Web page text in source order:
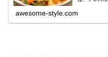
awesome-style.com